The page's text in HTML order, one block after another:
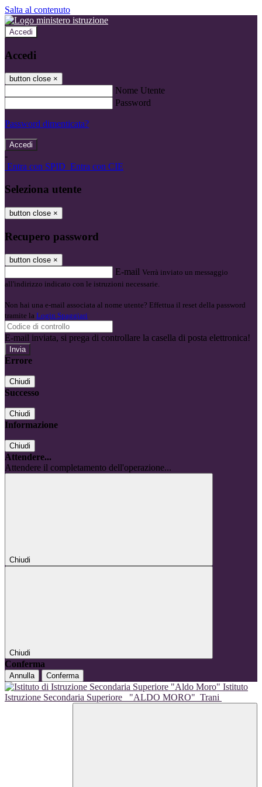
Salta al contenuto
Accedi
Accedi
button close ×
Nome Utente
Password
Password dimenticata?
-
Entra con SPID Entra con CIE
Seleziona utente
button close ×
Recupero password
button close ×
E-mail Verrà inviato un messaggio
all'indirizzo indicato con le istruzioni necessarie.
Non hai una e-mail associata al nome utente? Effettua il reset della password
tramite la Login Spaggiari
E-mail inviata, si prega di controllare la casella di posta elettronica!
Errore
Chiudi
Successo
Chiudi
Informazione
Chiudi
Attendere...
Attendere il completamento dell'operazione...
Chiudi
Chiudi
Conferma
Annulla Conferma
Istituto
Istruzione Secondaria Superiore
"ALDO MORO" Trani